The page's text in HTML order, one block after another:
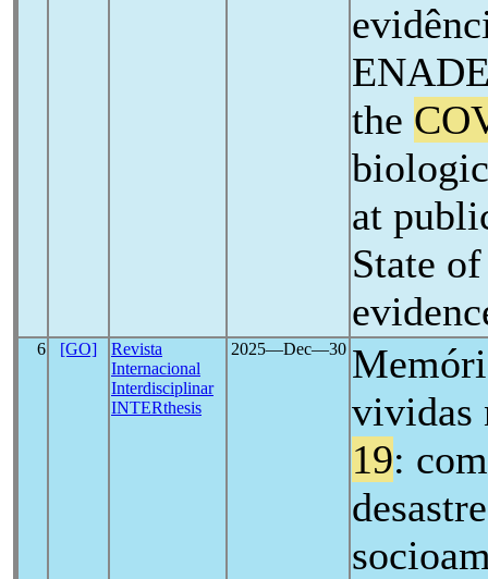
the
at
State
6 [GO]
Revista
Internacional
Interdisciplinar
INTERthesis
2025―Dec―30
vividas
19:
desastre